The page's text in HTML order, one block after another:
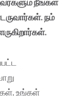
நம்
உங்கள்